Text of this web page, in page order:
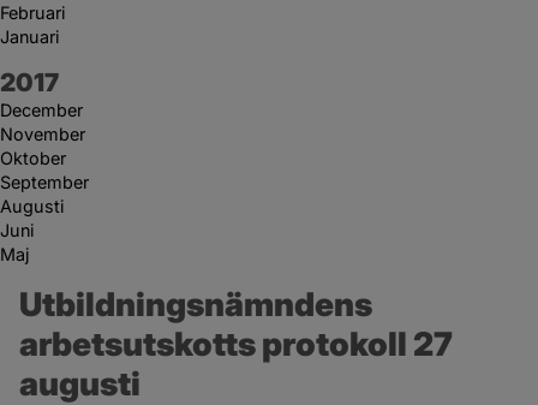
Februari
Januari
År:
2017
December
November
Oktober
September
Augusti
Juni
Maj
Utbildningsnämndens
arbetsutskotts protokoll 27
augusti